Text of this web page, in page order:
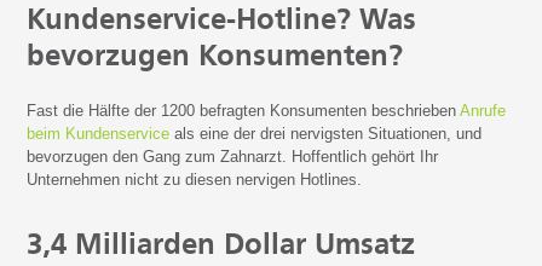
Kundenservice-Hotline? Was
bevorzugen Konsumenten?
Fast die Hälfte der 1200 befragten Konsumenten beschriebenAnrufe
beim Kundenservice als eine der drei nervigsten Situationen, und
bevorzugen den Gang zum Zahnarzt. Hoffentlich gehört Ihr
Unternehmen nicht zu diesen nervigen Hotlines.
3,4 Milliarden Dollar Umsatz